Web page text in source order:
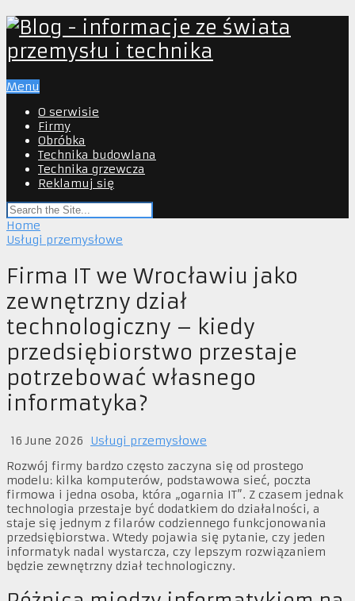
Menu
O serwisie
Firmy
Obróbka
Technika budowlana
Technika grzewcza
Reklamuj się
Home
Usługi przemysłowe
Firma IT we Wrocławiu jako
zewnętrzny dział
technologiczny – kiedy
przedsiębiorstwo przestaje
potrzebować własnego
informatyka?
16 June 2026
Usługi przemysłowe
Rozwój firmy bardzo często zaczyna się od prostego
modelu: kilka komputerów, podstawowa sieć, poczta
firmowa i jedna osoba, która „ogarnia IT”. Z czasem jednak
technologia przestaje być dodatkiem do działalności, a
staje się jednym z filarów codziennego funkcjonowania
przedsiębiorstwa. Wtedy pojawia się pytanie, czy jeden
informatyk nadal wystarcza, czy lepszym rozwiązaniem
będzie zewnętrzny dział technologiczny.